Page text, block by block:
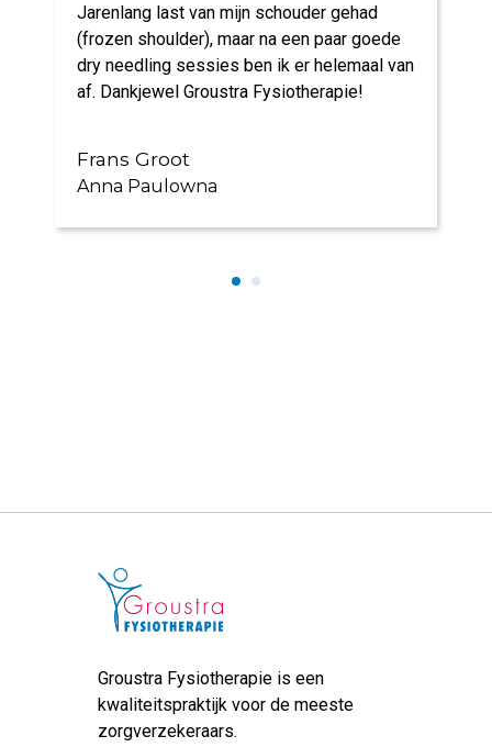
Jarenlang last van mijn schouder gehad
(frozen shoulder), maar na een paar goede
dry needling sessies ben ik er helemaal van
af. Dankjewel Groustra Fysiotherapie!
Frans Groot
Anna Paulowna
Groustra Fysiotherapie is een
kwaliteitspraktijk voor de meeste
zorgverzekeraars.